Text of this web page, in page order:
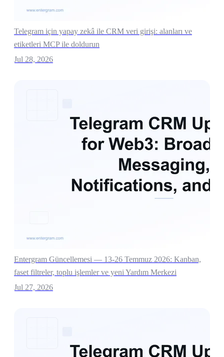
Telegram için yapay zekâ ile CRM veri girişi: alanları ve
etiketleri MCP ile doldurun
Jul 28, 2026
Entergram Güncellemesi — 13-26 Temmuz 2026: Kanban,
faset filtreler, toplu işlemler ve yeni Yardım Merkezi
Jul 27, 2026